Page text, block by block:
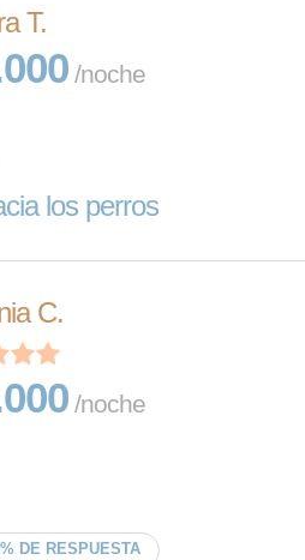
T.
/noche
los perros
C.
/noche
DE RESPUESTA